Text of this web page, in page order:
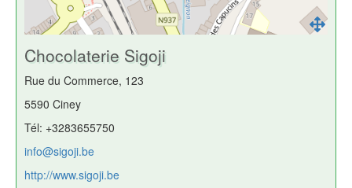
Chocolaterie Sigoji
Rue du Commerce, 123
5590 Ciney
Tél: +3283655750
info@sigoji.be
http://www.sigoji.be